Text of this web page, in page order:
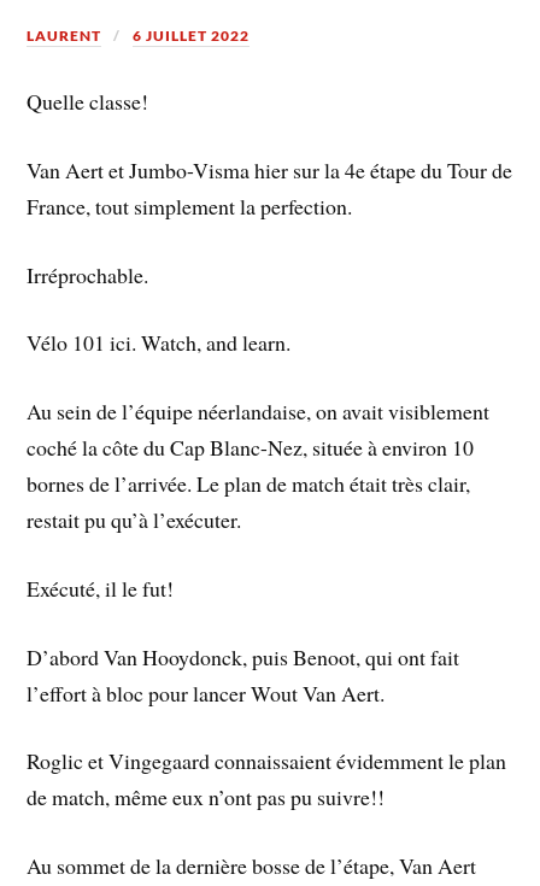
LAURENT 6 JUILLET 2022
Quelle classe!
Van Aert et Jumbo-Visma hier sur la 4e étape du Tour de
France, tout simplement la perfection.
Irréprochable.
Vélo 101 ici. Watch, and learn.
Au sein de l’équipe néerlandaise, on avait visiblement
coché la côte du Cap Blanc-Nez, située à environ 10
bornes de l’arrivée. Le plan de match était très clair,
restait pu qu’à l’exécuter.
Exécuté, il le fut!
D’abord Van Hooydonck, puis Benoot, qui ont fait
l’effort à bloc pour lancer Wout Van Aert.
Roglic et Vingegaard connaissaient évidemment le plan
de match, même eux n’ont pas pu suivre!!
Au sommet de la dernière bosse de l’étape, Van Aert